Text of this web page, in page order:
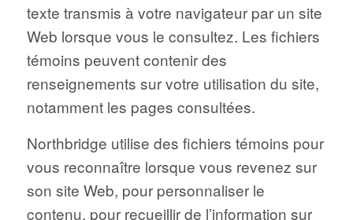
texte transmis à votre navigateur par un site
Web lorsque vous le consultez. Les fichiers
témoins peuvent contenir des
renseignements sur votre utilisation du site,
notamment les pages consultées.
Northbridge utilise des fichiers témoins pour
vous reconnaître lorsque vous revenez sur
son site Web, pour personnaliser le
contenu, pour recueillir de l’information sur